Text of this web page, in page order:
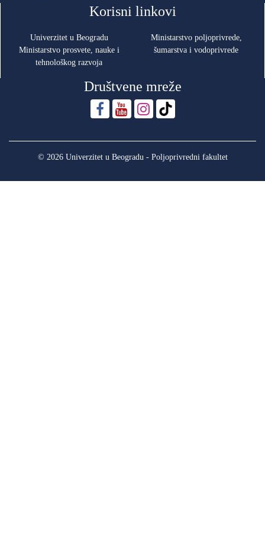
Korisni linkovi
Univerzitet u Beogradu
Ministarstvo prosvete, nauke i
tehnološkog razvoja
Ministarstvo poljoprivrede,
šumarstva i vodoprivrede
Društvene mreže
© 2026 Univerzitet u Beogradu - Poljoprivredni fakultet